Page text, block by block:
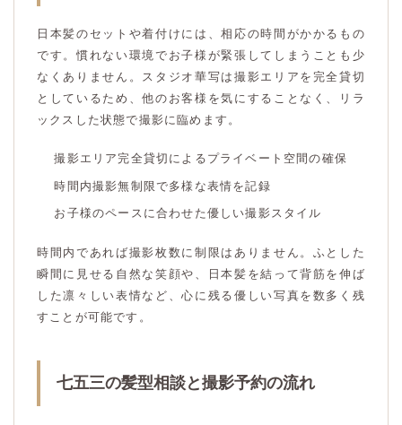
日本髪のセットや着付けには、相応の時間がかかるもの
です。慣れない環境でお子様が緊張してしまうことも少
なくありません。スタジオ華写は撮影エリアを完全貸切
としているため、他のお客様を気にすることなく、リラ
ックスした状態で撮影に臨めます。
撮影エリア完全貸切によるプライベート空間の確保
時間内撮影無制限で多様な表情を記録
お子様のペースに合わせた優しい撮影スタイル
時間内であれば撮影枚数に制限はありません。ふとした
瞬間に見せる自然な笑顔や、日本髪を結って背筋を伸ば
した凛々しい表情など、心に残る優しい写真を数多く残
すことが可能です。
七五三の髪型相談と撮影予約の流れ